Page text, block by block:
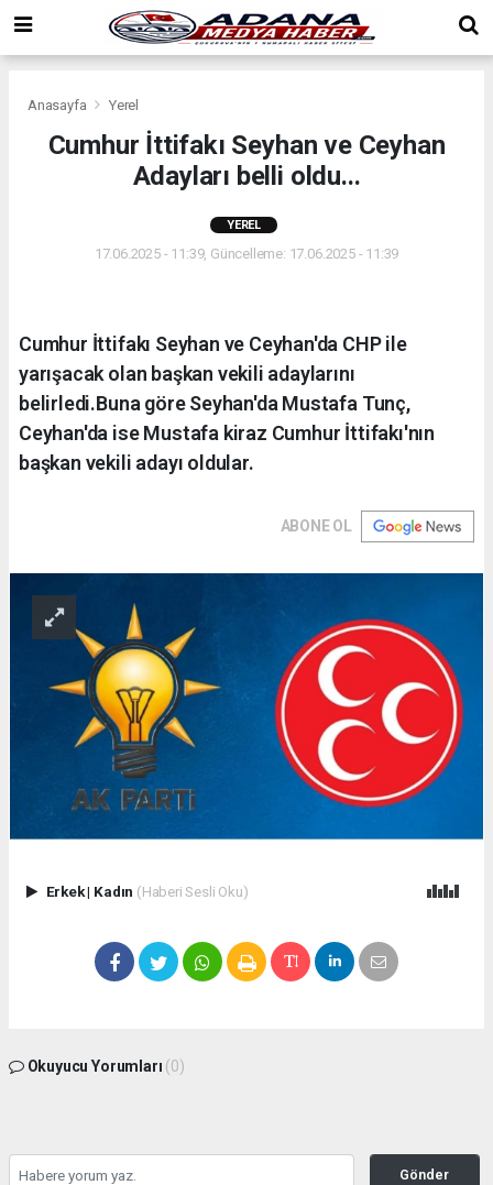
Anasayfa Yerel
Cumhur İttifakı Seyhan ve Ceyhan
Adayları belli oldu...
YEREL
17.06.2025 - 11:39, Güncelleme: 17.06.2025 - 11:39
Cumhur İttifakı Seyhan ve Ceyhan'da CHP ile
yarışacak olan başkan vekili adaylarını
belirledi.Buna göre Seyhan'da Mustafa Tunç,
Ceyhan'da ise Mustafa kiraz Cumhur İttifakı'nın
başkan vekili adayı oldular.
ABONE OL
Erkek| Kadın (Haberi Sesli Oku)
Okuyucu Yorumları (0)
Gönder